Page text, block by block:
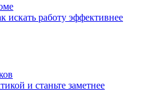
искать работу эффективнее
и станьте заметнее